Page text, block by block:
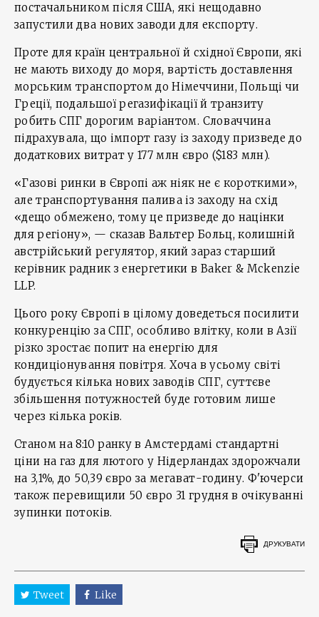
постачальником після США, які нещодавно
запустили два нових заводи для експорту.
Проте для країн центральної й східної Європи, які
не мають виходу до моря, вартість доставлення
морським транспортом до Німеччини, Польщі чи
Греції, подальшої регазифікації й транзиту
робить СПГ дорогим варіантом. Словаччина
підрахувала, що імпорт газу із заходу призведе до
додаткових витрат у 177 млн євро ($183 млн).
«Газові ринки в Європі аж ніяк не є короткими»,
але транспортування палива із заходу на схід
«дещо обмежено, тому це призведе до націнки
для регіону», — сказав Вальтер Больц, колишній
австрійський регулятор, який зараз старший
керівник радник з енергетики в Baker & Mckenzie
LLP.
Цього року Європі в цілому доведеться посилити
конкуренцію за СПГ, особливо влітку, коли в Азії
різко зростає попит на енергію для
кондиціонування повітря. Хоча в усьому світі
будується кілька нових заводів СПГ, суттєве
збільшення потужностей буде готовим лише
через кілька років.
Станом на 8:10 ранку в Амстердамі стандартні
ціни на газ для лютого у Нідерландах здорожчали
на 3,1%, до 50,39 євро за мегават-годину. Ф'ючерси
також перевищили 50 євро 31 грудня в очікуванні
зупинки потоків.
ДРУКУВАТИ
Tweet Like